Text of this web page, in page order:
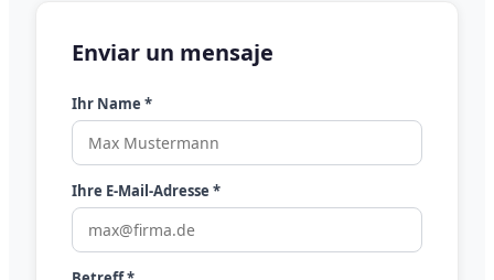
Enviar un mensaje
Ihr Name *
Ihre E-Mail-Adresse *